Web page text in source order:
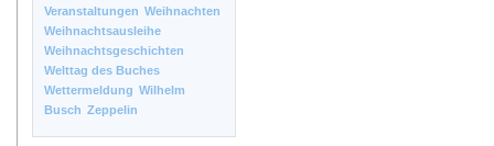
Veranstaltungen Weihnachten
Weihnachtsausleihe
Weihnachtsgeschichten
Welttag des Buches
Wettermeldung Wilhelm
Busch Zeppelin